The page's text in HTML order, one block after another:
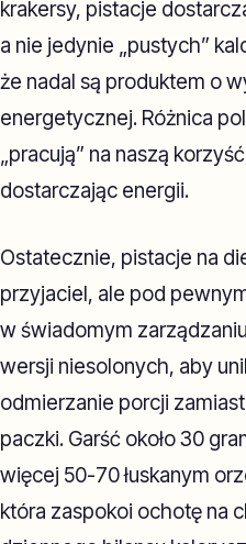
krakersy, pistacje
a nie jedynie „pustych”
że nadal są produktem o
energetycznej. Różnica
„pracują” na naszą
dostarczając energii.
Ostatecznie, pistacje na
przyjaciel, ale pod
w świadomym
wersji niesolonych, aby
odmierzanie porcji
paczki. Garść około 30
więcej 50-70 łuskanym
która zaspokoi ochotę na